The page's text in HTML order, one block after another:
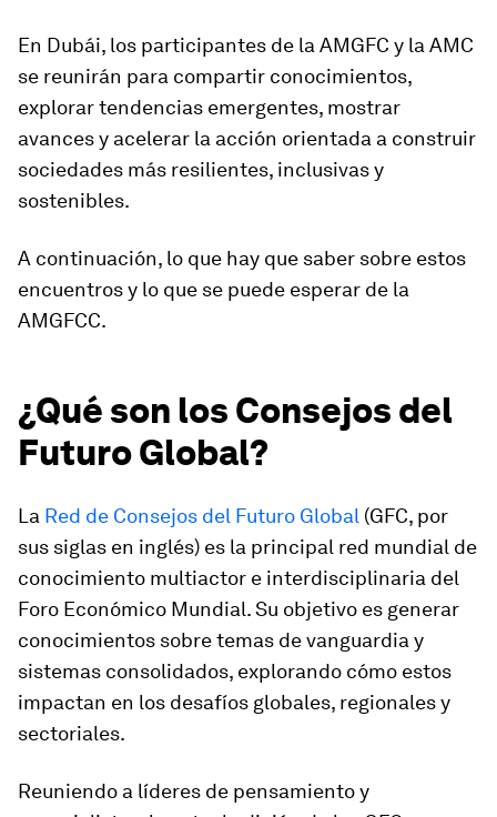
En Dubái, los participantes de la AMGFC y la AMC
se reunirán para compartir conocimientos,
explorar tendencias emergentes, mostrar
avances y acelerar la acción orientada a construir
sociedades más resilientes, inclusivas y
sostenibles.
A continuación, lo que hay que saber sobre estos
encuentros y lo que se puede esperar de la
AMGFCC.
¿Qué son los Consejos del
Futuro Global?
La Red de Consejos del Futuro Global (GFC, por
sus siglas en inglés) es la principal red mundial de
conocimiento multiactor e interdisciplinaria del
Foro Económico Mundial. Su objetivo es generar
conocimientos sobre temas de vanguardia y
sistemas consolidados, explorando cómo estos
impactan en los desafíos globales, regionales y
sectoriales.
Reuniendo a líderes de pensamiento y